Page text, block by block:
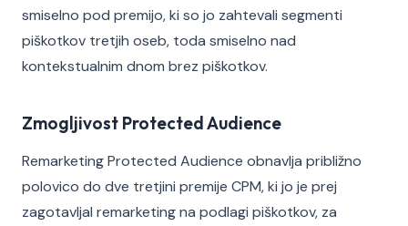
smiselno pod premijo, ki so jo zahtevali segmenti
piškotkov tretjih oseb, toda smiselno nad
kontekstualnim dnom brez piškotkov.
Zmogljivost Protected Audience
Remarketing Protected Audience obnavlja približno
polovico do dve tretjini premije CPM, ki jo je prej
zagotavljal remarketing na podlagi piškotkov, za